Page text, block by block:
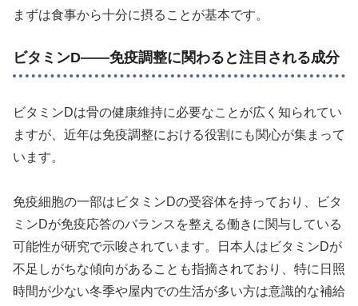
まずは食事から十分に摂ることが基本です。
ビタミンD——免疫調整に関わると注目される成分
ビタミンDは骨の健康維持に必要なことが広く知られてい
ますが、近年は免疫調整における役割にも関心が集まって
います。
免疫細胞の一部はビタミンDの受容体を持っており、ビタ
ミンDが免疫応答のバランスを整える働きに関与している
可能性が研究で示唆されています。日本人はビタミンDが
不足しがちな傾向があることも指摘されており、特に日照
時間が少ない冬季や屋内での生活が多い方は意識的な補給